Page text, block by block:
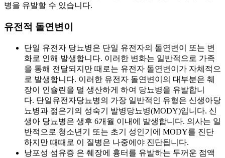
병을 유발할 수 있습니다.
유전적 돌연변이
단일 유전자 당뇨병은 단일 유전자의 돌연변이 또는 변
화로 인해 발생합니다. 이러한 변화는 일반적으로 가족
을 통해 전달되지만 때로는 유전자 돌연변이가 자체적으
로 발생합니다. 이러한 유전자 돌연변이의 대부분은 췌
장이 인슐린을 덜 생산하게 하여 당뇨병을 유발합니
다. 단일유전자당뇨병의 가장 일반적인 유형은 신생아당
뇨병과 젊은기의 성숙기 발병당뇨병(MODY)입니다. 신
생아 당뇨병은 생후 6개월 이내에 발생합니다. 의사는 일
반적으로 청소년기 또는 초기 성인기에 MODY를 진단
하지만 때때로 이 질병은 나중에야 진단됩니다.
낭포성 섬유증 은 췌장에 흉터를 유발하는 두꺼운 점액